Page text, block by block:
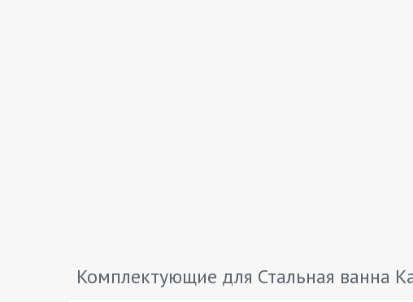
Комплектующие для Стальная ванна